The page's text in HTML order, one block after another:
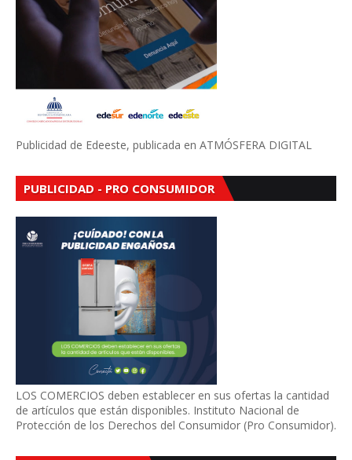
Publicidad de Edeeste, publicada en ATMÓSFERA DIGITAL
PUBLICIDAD - PRO CONSUMIDOR
LOS COMERCIOS deben establecer en sus ofertas la cantidad
de artículos que están disponibles. Instituto Nacional de
Protección de los Derechos del Consumidor (Pro Consumidor).